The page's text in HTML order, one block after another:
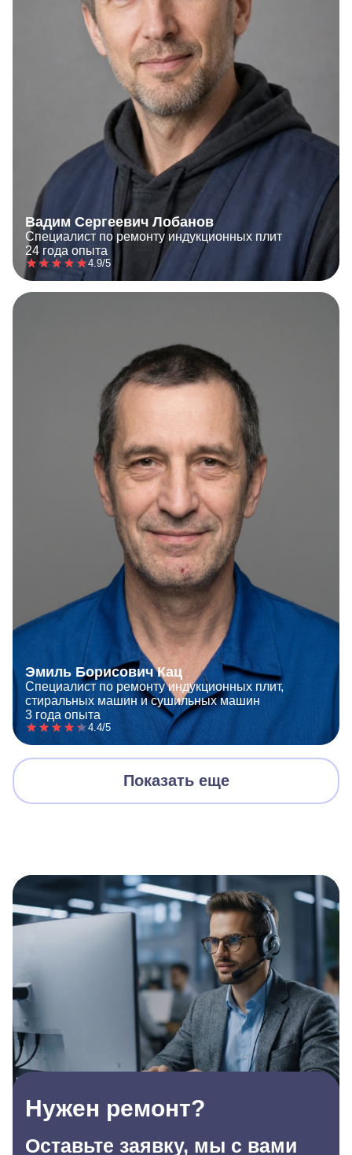
Вадим Сергеевич Лобанов
Специалист по ремонту индукционных плит
24 года опыта
4.9/5
Эмиль Борисович Кац
Специалист по ремонту индукционных плит,
стиральных машин и сушильных машин
3 года опыта
4.4/5
Показать еще
Нужен ремонт?
Оставьте заявку, мы с вами